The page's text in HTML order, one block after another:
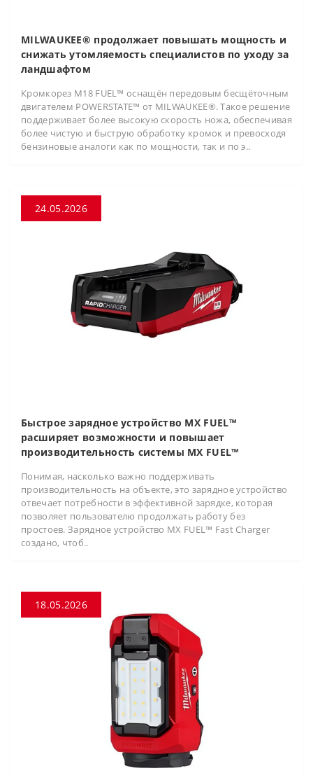
MILWAUKEE® продолжает повышать мощность и
снижать утомляемость специалистов по уходу за
ландшафтом
Кромкорез M18 FUEL™ оснащён передовым бесщёточным
двигателем POWERSTATE™ от MILWAUKEE®. Такое решение
поддерживает более высокую скорость ножа, обеспечивая
более чистую и быструю обработку кромок и превосходя
бензиновые аналоги как по мощности, так и по э..
24.05.2026
Быстрое зарядное устройство MX FUEL™
расширяет возможности и повышает
производительность системы MX FUEL™
Понимая, насколько важно поддерживать
производительность на объекте, это зарядное устройство
отвечает потребности в эффективной зарядке, которая
позволяет пользователю продолжать работу без
простоев. Зарядное устройство MX FUEL™ Fast Charger
создано, чтоб..
18.05.2026